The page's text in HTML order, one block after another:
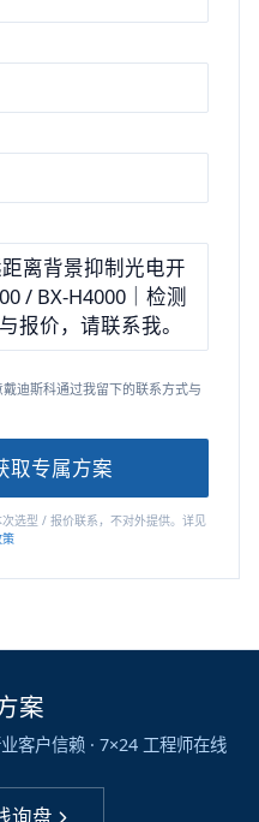
戴迪斯科通过我留下的联系方式与
取专属方案
选型 / 报价联系，不对外提供。详见
策
案
客户信赖 · 7×24 工程师在线